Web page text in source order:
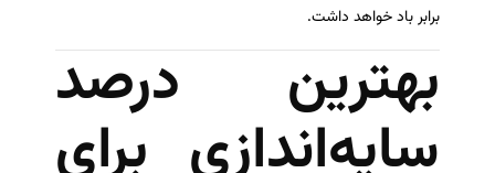
برابر باد خواهد داشت.
بهترین درصد
سایه‌اندازی برای